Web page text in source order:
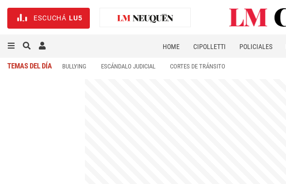
ESCUCHÁ LU5
HOME CIPOLLETTI POLICIALES
TEMAS DEL DÍA BULLYING ESCÁNDALO JUDICIAL CORTES DE TRÁNSITO